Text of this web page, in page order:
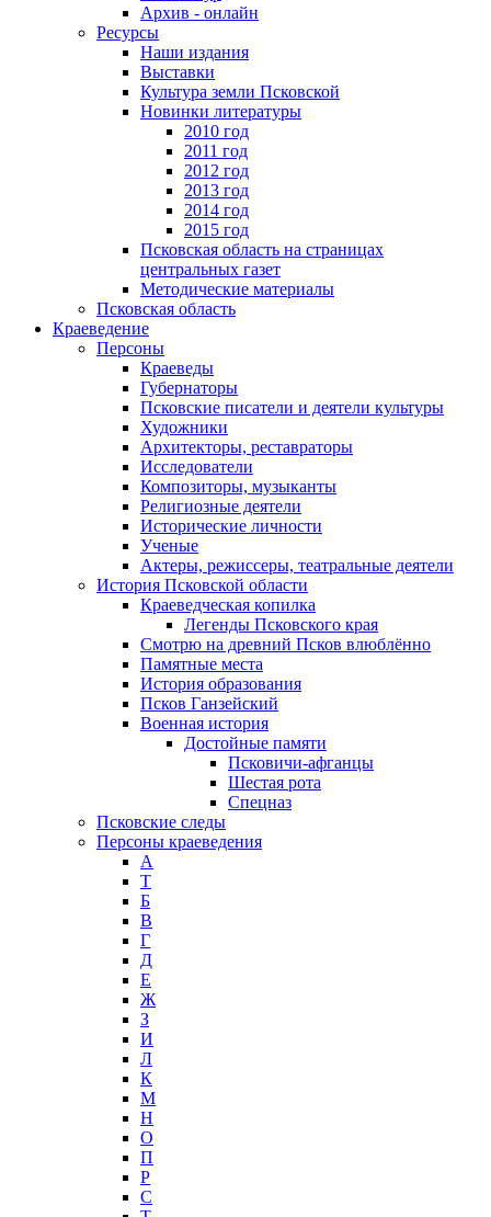
Архив - онлайн
Ресурсы
Наши издания
Выставки
Культура земли Псковской
Новинки литературы
2010 год
2011 год
2012 год
2013 год
2014 год
2015 год
Псковская область на страницах
центральных газет
Методические материалы
Псковская область
Краеведение
Персоны
Краеведы
Губернаторы
Псковские писатели и деятели культуры
Художники
Архитекторы, реставраторы
Исследователи
Композиторы, музыканты
Религиозные деятели
Исторические личности
Ученые
Актеры, режиссеры, театральные деятели
История Псковской области
Краеведческая копилка
Легенды Псковского края
Смотрю на древний Псков влюблённо
Памятные места
История образования
Псков Ганзейский
Военная история
Достойные памяти
Псковичи-афганцы
Шестая рота
Спецназ
Псковские следы
Персоны краеведения
А
T
Б
В
Г
Д
Е
Ж
З
И
Л
К
М
Н
О
П
Р
С